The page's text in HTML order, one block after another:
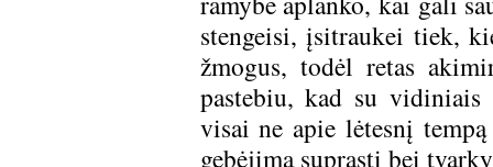
stengeisi, įsitraukei tiek,
žmogus, todėl retas
pastebiu, kad su vidiniais
visai ne apie lėtesnį
gebėjimą suprasti bei